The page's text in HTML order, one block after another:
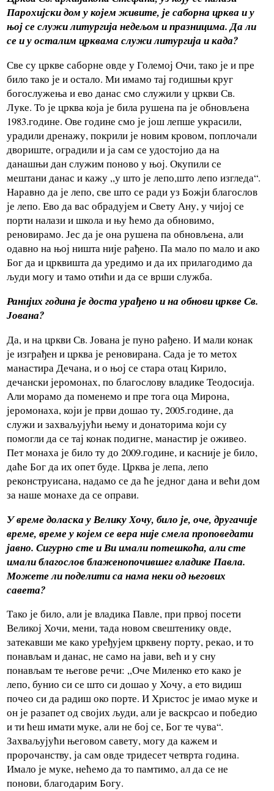
Парохијски дом у којем живите, је саборна црква и у
њој се служи литургија недељом и празницима. Да ли
се и у осталим црквама служи литургија и када?
Све су цркве саборне овде у Големој Очи, тако је и пре
било тако је и остало. Ми имамо тај годишњи круг
богослужења и ево данас смо служили у цркви Св.
Луке. То је црква која је била рушена па је обновљена
1983.године. Ове године смо је још лепше украсили,
урадили дренажу, покрили је новим кровом, поплочали
двориште, оградили и ја сам се удостојио да на
данашњи дан служим поново у њој. Окупили се
мештани данас и кажу ,,у што је лепо,што лепо изгледа“.
Наравно да је лепо, све што се ради уз Божји благослов
је лепо. Ево да вас обрадујем и Свету Ану, у чијој се
порти налази и школа и њу ћемо да обновимо,
реновирамо. Јес да је она рушена па обновљена, али
одавно на њој ништа није рађено. Па мало по мало и ако
Бог да и црквишта да уредимо и да их прилагодимо да
људи могу и тамо отићи и да се врши служба.
Ранијих година је доста урађено и на обнови цркве Св.
Јована?
Да, и на цркви Св. Јована је пуно рађено. И мали конак
је изграђен и црква је реновирана. Сада је то метох
манастира Дечана, и о њој се стара отац Кирило,
дечански јеромонах, по благослову владике Теодосија.
Али морамо да поменемо и пре тога оца Мирона,
јеромонаха, који је први дошао ту, 2005.године, да
служи и захваљујући њему и донаторима који су
помогли да се тај конак подигне, манастир је оживео.
Пет монаха је било ту до 2009.године, и касније је било,
даће Бог да их опет буде. Црква је лепа, лепо
реконструисана, надамо се да ће једног дана и већи дом
за наше монахе да се оправи.
У време доласка у Велику Хочу, било је, оче, другачије
време, време у којем се вера није смела проповедати
јавно. Сигурно сте и Ви имали потешкоћа, али сте
имали благослов блаженопочившег владике Павла.
Можете ли поделити са нама неки од његових
савета?
Тако је било, али је владика Павле, при првој посети
Великој Хочи, мени, тада новом свештенику овде,
затекавши ме како уређујем црквену порту, рекао, и то
понављам и данас, не само на јави, већ и у сну
понављам те његове речи: ,,Оче Миленко ето како је
лепо, бунио си се што си дошао у Хочу, а ето видиш
почео си да радиш око порте. И Христос је имао муке и
он је разапет од својих људи, али је васкрсао и победио
и ти ћеш имати муке, али не бој се, Бог те чува“.
Захваљујући његовом савету, могу да кажем и
пророчанству, ја сам овде тридесет четврта година.
Имало је муке, нећемо да то памтимо, ал да се не
понови, благодарим Богу.